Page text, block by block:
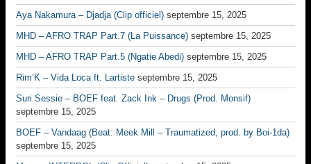
Aya Nakamura – Djadja (Clip officiel) septembre 15, 2025
MHD – AFRO TRAP Part.7 (La Puissance) septembre 15, 2025
MHD – AFRO TRAP Part.5 (Ngatie Abedi) septembre 15, 2025
Rim’K – Vida Loca ft. Lartiste septembre 15, 2025
Suri Sessie – BOEF feat. Zack Ink – Drugs (Prod. Monsif)
septembre 15, 2025
BOEF – Vandaag (Beat: Meek Mill – Traumatized, prod. by Boi-1da)
septembre 15, 2025